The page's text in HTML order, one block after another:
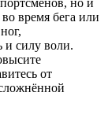
время бега или
и силу воли.
от